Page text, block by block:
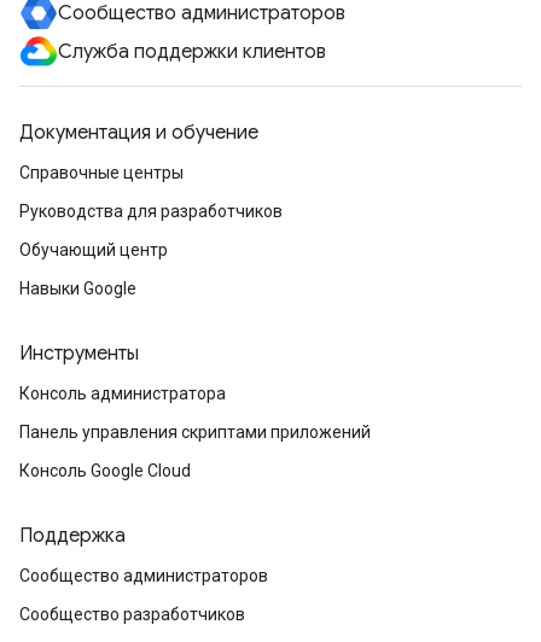
Сообщество администраторов
Служба поддержки клиентов
Документация и обучение
Справочные центры
Руководства для разработчиков
Обучающий центр
Навыки Google
Инструменты
Консоль администратора
Панель управления скриптами приложений
Консоль Google Cloud
Поддержка
Сообщество администраторов
Сообщество разработчиков